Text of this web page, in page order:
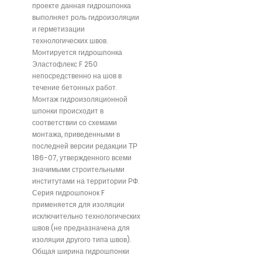
проекте данная гидрошпонка
выполняет роль гидроизоляции
и герметизации
технологических швов.
Монтируется гидрошпонка
Эластофлекс F 250
непосредственно на шов в
течение бетонных работ.
Монтаж гидроизоляционной
шпонки происходит в
соответствии со схемами
монтажа, приведенными в
последней версии редакции ТР
186-07, утвержденного всеми
значимыми строительными
институтами на территории РФ.
Серия гидрошпонок F
применяется для изоляции
исключительно технологических
швов (не предназначена для
изоляции другого типа швов).
Общая ширина гидрошпонки